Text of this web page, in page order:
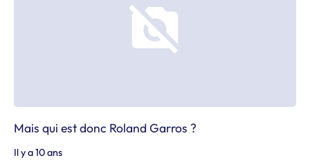
Mais qui est donc Roland Garros ?
Il y a 10 ans